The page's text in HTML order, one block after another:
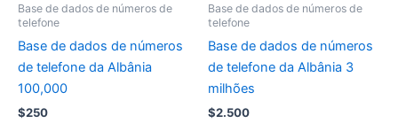
Base de dados de números de
telefone
Base de dados de números
de telefone da Albânia
100,000
$250
Base de dados de números de
telefone
Base de dados de números
de telefone da Albânia 3
milhões
$2.500